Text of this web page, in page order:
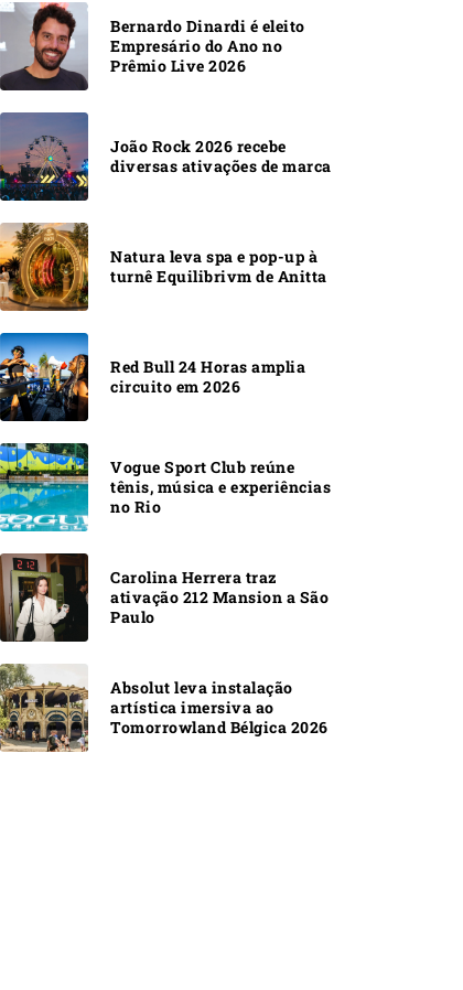
Bernardo Dinardi é eleito
Empresário do Ano no
Prêmio Live 2026
João Rock 2026 recebe
diversas ativações de marca
Natura leva spa e pop-up à
turnê Equilibrivm de Anitta
Red Bull 24 Horas amplia
circuito em 2026
Vogue Sport Club reúne
tênis, música e experiências
no Rio
Carolina Herrera traz
ativação 212 Mansion a São
Paulo
Absolut leva instalação
artística imersiva ao
Tomorrowland Bélgica 2026